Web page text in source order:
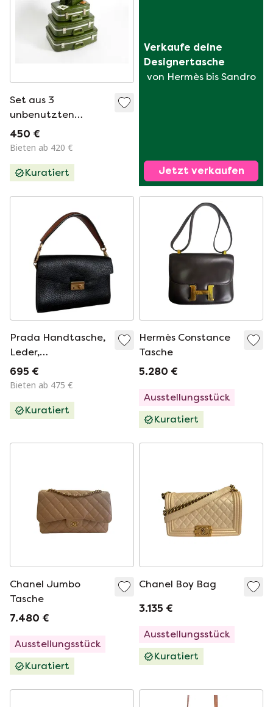
Set aus 3
unbenutzten
grünen Vinylkoffern
der Firma Fingerhut
Company.
Hergestellt in d
450 €
Bieten ab 420 €
Kuratiert
Verkaufe deine
Designertasche
von Hermès bis Sandro
Jetzt verkaufen
Prada Handtasche,
Leder,
schwarz/braun,
gebürstetes Gold
695 €
Bieten ab 475 €
Kuratiert
Hermès Constance
Tasche
5.280 €
Ausstellungsstück
Kuratiert
Chanel Jumbo
Tasche
7.480 €
Ausstellungsstück
Kuratiert
Chanel Boy Bag
3.135 €
Ausstellungsstück
Kuratiert